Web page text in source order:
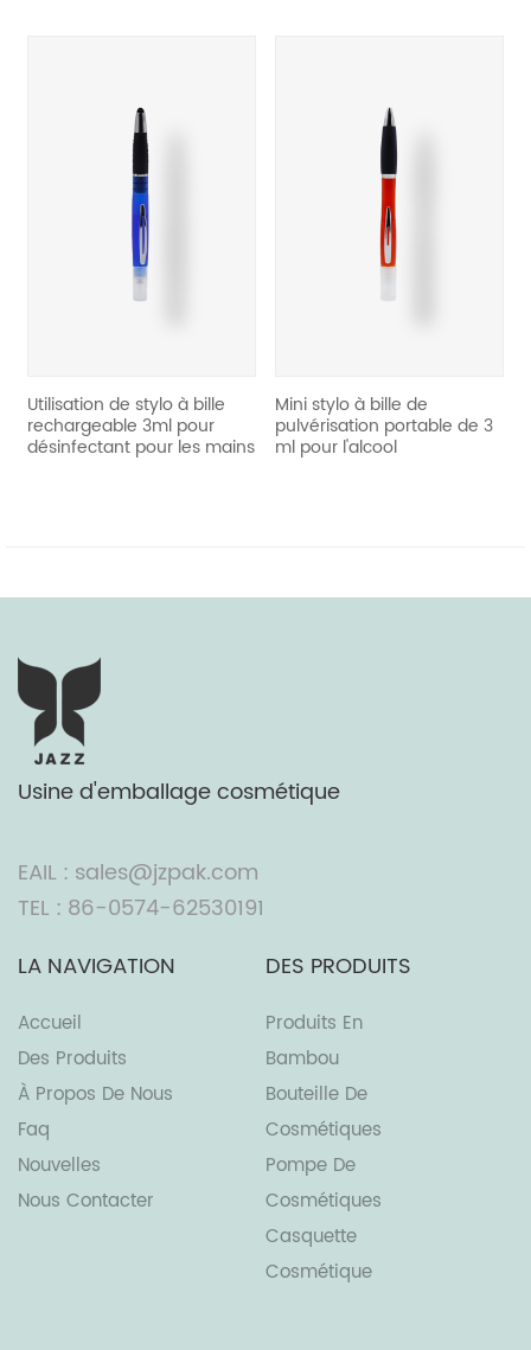
de stylo à bille
3ml pour
pour les mains
Mini stylo à bille de
pulvérisation portable de 3
ml pour l'alcool
portable
Usine d'emballage cosmétique
EAIL : sales@jzpak.com
TEL : 86-0574-62530191
LA NAVIGATION
Accueil
Des Produits
À Propos De Nous
Faq
Nouvelles
Nous Contacter
DES PRODUITS
Produits En
Bambou
Bouteille De
Cosmétiques
Pompe De
Cosmétiques
Casquette
Cosmétique